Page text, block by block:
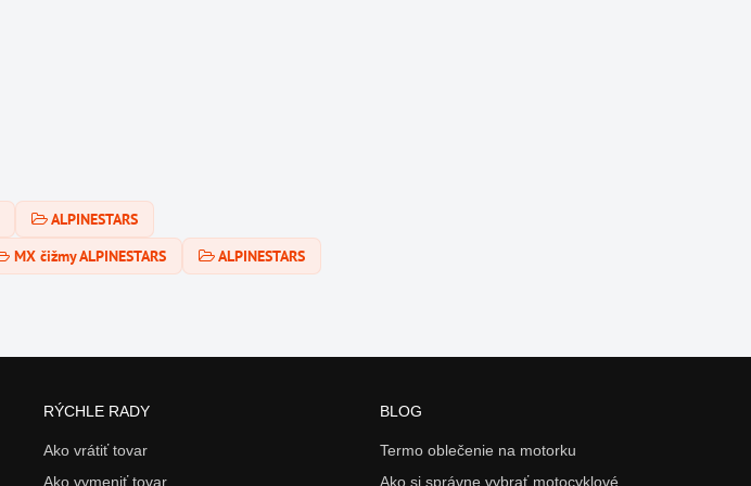
ALPINESTARS
MX čižmy ALPINESTARS
ALPINESTARS
RÝCHLE RADY
Ako vrátiť tovar
Ako vymeniť tovar
BLOG
Termo oblečenie na motorku
Ako si správne vybrať motocyklové